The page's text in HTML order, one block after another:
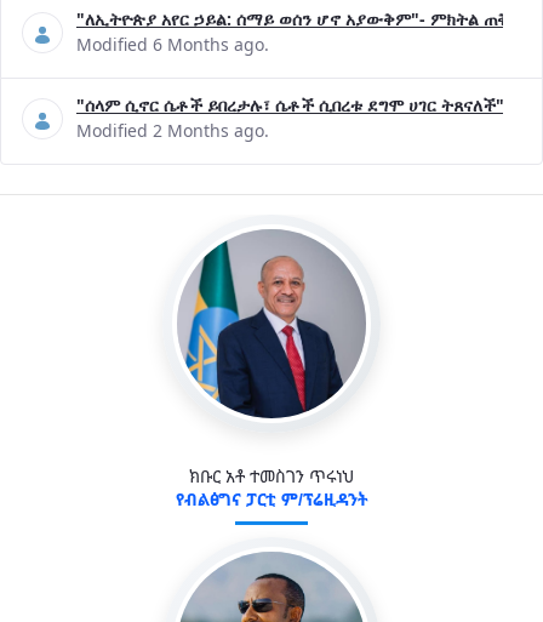
"ለኢትዮጵያ አየር ኃይል: ሰማይ ወሰን ሆኖ አያውቅም"- ምክትል ጠቅላይ
Modified 6 Months ago.
"ሰላም ሲኖር ሴቶች ይበረታሉ፣ ሴቶች ሲበረቱ ደግሞ ሀገር ትጸናለች"-
Modified 2 Months ago.
ክቡር አቶ ተመስገን ጥሩነህ
የብልፅግና ፓርቲ ም/ፕሬዚዳንት